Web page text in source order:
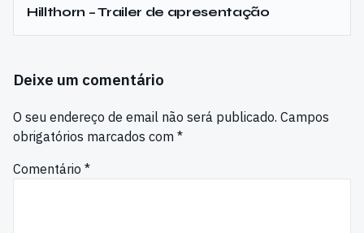
Hillthorn – Trailer de apresentação
Deixe um comentário
O seu endereço de email não será publicado. Campos
obrigatórios marcados com *
Comentário *